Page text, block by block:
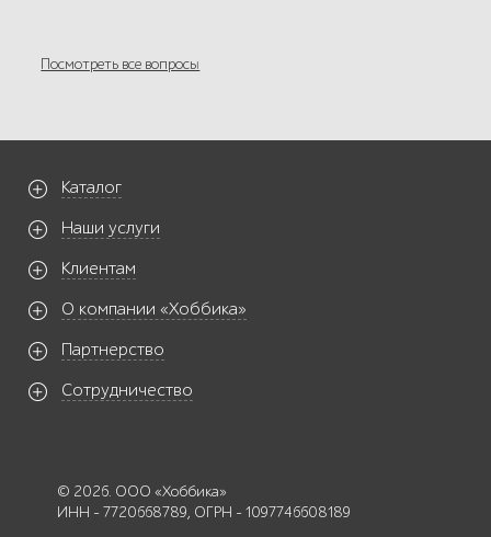
Посмотреть все вопросы
Каталог
Наши услуги
Клиентам
О компании «Хоббика»
Партнерство
Сотрудничество
© 2026. ООО «Хоббика»
ИНН - 7720668789, ОГРН - 1097746608189